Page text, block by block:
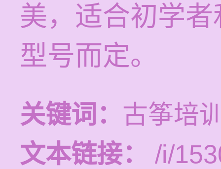
美，适合初学
型号而定。
关键词： 古筝培
文本链接：
/i/